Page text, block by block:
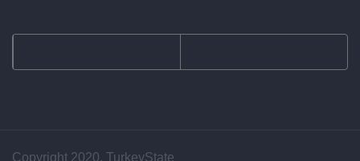
Copyright 2020. TurkeyState